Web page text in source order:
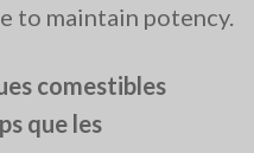
to maintain potency​.
comestibles
que les